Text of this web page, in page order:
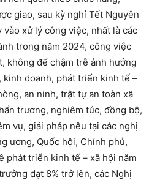
giao, sau kỳ nghỉ Tết Nguyên
xử lý công việc, nhất là các
trong năm 2024, công việc
không để chậm trễ ảnh hưởng
kinh doanh, phát triển kinh tế –
an ninh, trật tự an toàn xã
trương, nghiêm túc, đồng bộ,
vụ, giải pháp nêu tại các nghị
ương, Quốc hội, Chính phủ,
phát triển kinh tế – xã hội năm
đạt 8% trở lên, các Nghị